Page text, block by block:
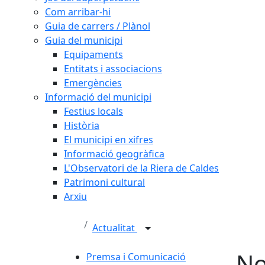
Com arribar-hi
Guia de carrers / Plànol
Guia del municipi
Equipaments
Entitats i associacions
Emergències
Informació del municipi
Festius locals
Història
El municipi en xifres
Informació geogràfica
L'Observatori de la Riera de Caldes
Patrimoni cultural
Arxiu
Actualitat
Premsa i Comunicació